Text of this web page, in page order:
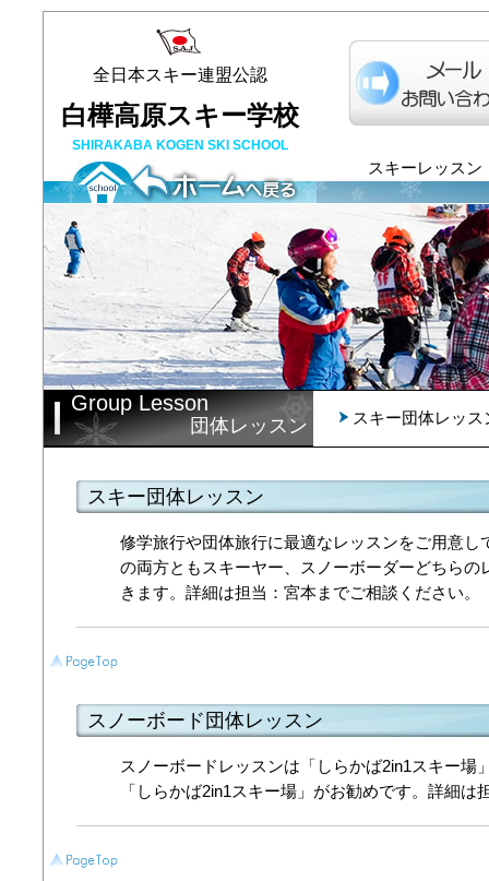
全日本スキー連盟公認
白樺高原スキー学校
SHIRAKABA KOGEN SKI SCHOOL
スキーレッスン
Group Lesson
団体レッスン スキー団体レッス
スキー団体レッスン
修学旅行や団体旅行に最適なレッスンをご用意
の両方ともスキーヤー、スノーボーダーどちら
きます。詳細は担当：宮本までご相談ください。
スノーボード団体レッスン
スノーボードレッスンは「しらかば2in1スキー
「しらかば2in1スキー場」がお勧めです。詳細